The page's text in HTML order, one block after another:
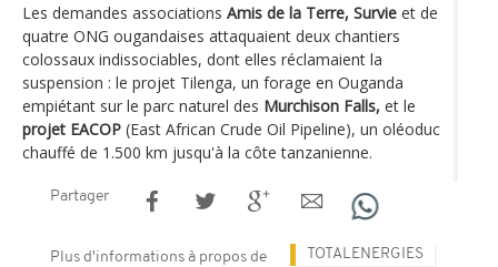
Les demandes associations Amis de la Terre, Survie et de
quatre ONG ougandaises attaquaient deux chantiers
colossaux indissociables, dont elles réclamaient la
suspension : le projet Tilenga, un forage en Ouganda
empiétant sur le parc naturel des Murchison Falls, et le
projet EACOP (East African Crude Oil Pipeline), un oléoduc
chauffé de 1.500 km jusqu'à la côte tanzanienne.
Partager
Plus d'informations à propos de TOTALENERGIES